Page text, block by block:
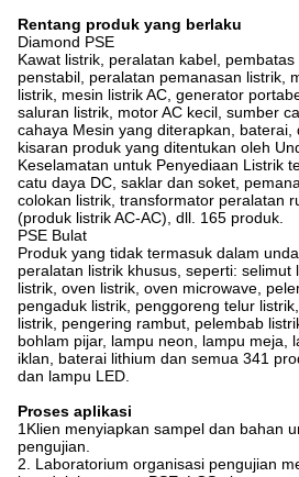
Rentang produk yang berlaku
Diamond PSE
Kawat listrik, peralatan kabel,
penstabil, peralatan pemanasan listrik,
listrik, mesin listrik AC, generator
saluran listrik, motor AC kecil, sumber
cahaya Mesin yang diterapkan, baterai,
kisaran produk yang ditentukan oleh
Keselamatan untuk Penyediaan Listrik
catu daya DC, saklar dan soket,
colokan listrik, transformator peralatan
(produk listrik AC-AC), dll. 165 produk.
PSE Bulat
Produk yang tidak termasuk dalam
peralatan listrik khusus, seperti: selimut
listrik, oven listrik, oven microwave,
pengaduk listrik, penggoreng telur
listrik, pengering rambut, pelembab
bohlam pijar, lampu neon, lampu meja,
iklan, baterai lithium dan semua 341
dan lampu LED.
Proses aplikasi
1Klien menyiapkan sampel dan bahan
pengujian.
2. Laboratorium organisasi pengujian